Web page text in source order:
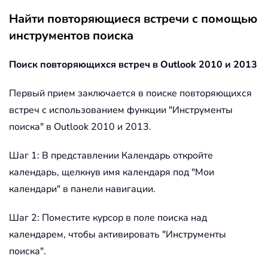
Найти повторяющиеся встречи с помощью
инструментов поиска
Поиск повторяющихся встреч в Outlook 2010 и 2013
Первый прием заключается в поиске повторяющихся
встреч с использованием функции "Инструменты
поиска" в Outlook 2010 и 2013.
Шаг 1: В представлении Календарь откройте
календарь, щелкнув имя календаря под "Мои
календари" в панели навигации.
Шаг 2: Поместите курсор в поле поиска над
календарем, чтобы активировать "Инструменты
поиска".